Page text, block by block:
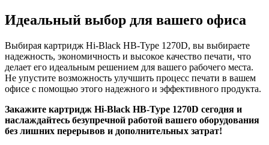
Идеальный выбор для вашего офиса
Выбирая картридж Hi-Black HB-Type 1270D, вы выбираете
надежность, экономичность и высокое качество печати, что
делает его идеальным решением для вашего рабочего места.
Не упустите возможность улучшить процесс печати в вашем
офисе с помощью этого надежного и эффективного продукта.
Закажите картридж Hi-Black HB-Type 1270D сегодня и
наслаждайтесь безупречной работой вашего оборудования
без лишних перерывов и дополнительных затрат!